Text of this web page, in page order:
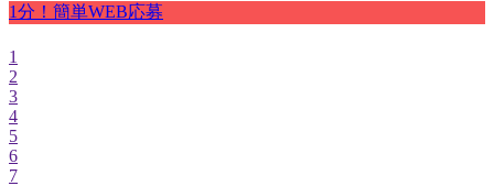
1分！簡単WEB応募
1
2
3
4
5
6
7